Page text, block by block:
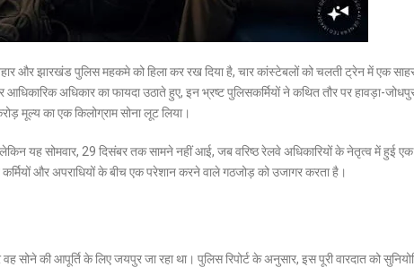
और झारखंड पुलिस महकमे को हिला कर रख दिया है, चार कांस्टेबलों को चलती ट्रेन में एक
अधिकार का फायदा उठाते हुए, इन भ्रष्ट पुलिसकर्मियों ने कथित तौर पर हावड़ा-
मूल्य का एक किलोग्राम सोना लूट लिया।
यह सोमवार, 29 दिसंबर तक सामने नहीं आई, जब वरिष्ठ रेलवे अधिकारियों के नेतृत्व में हुई
और अपराधियों के बीच एक परेशान करने वाले गठजोड़ को उजागर करता है।
सोने की आपूर्ति के लिए जयपुर जा रहा था। पुलिस रिपोर्ट के अनुसार, इस पूरी वारदात को